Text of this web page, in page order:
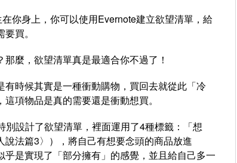
你身上，你可以使用Evernote建立欲望清單，給
買。
麼，欲望清單真是最適合你不過了！
時候其實是一種衝動購物，買回去就從此「冷
項物品是真的需要還是衝動想買。
設計了欲望清單，裡面運用了4種標籤：「想
法篇3〉），將自己有想要念頭的商品放進
是實現了「部分擁有」的感覺，並且給自己多一